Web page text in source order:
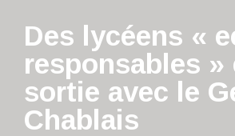
SCIENCE ET RECHERCHE
ACTEURS ENGAGÉS
Rechercher
Des lycéens «
responsables »
sortie avec le
Chablais